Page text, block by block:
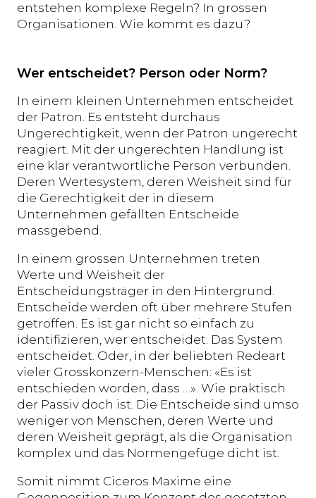
entstehen komplexe Regeln? In grossen
Organisationen. Wie kommt es dazu?
Wer entscheidet? Person oder Norm?
In einem kleinen Unternehmen entscheidet
der Patron. Es entsteht durchaus
Ungerechtigkeit, wenn der Patron ungerecht
reagiert. Mit der ungerechten Handlung ist
eine klar verantwortliche Person verbunden.
Deren Wertesystem, deren Weisheit sind für
die Gerechtigkeit der in diesem
Unternehmen gefällten Entscheide
massgebend.
In einem grossen Unternehmen treten
Werte und Weisheit der
Entscheidungsträger in den Hintergrund.
Entscheide werden oft über mehrere Stufen
getroffen. Es ist gar nicht so einfach zu
identifizieren, wer entscheidet. Das System
entscheidet. Oder, in der beliebten Redeart
vieler Grosskonzern-Menschen: «Es ist
entschieden worden, dass …». Wie praktisch
der Passiv doch ist. Die Entscheide sind umso
weniger von Menschen, deren Werte und
deren Weisheit geprägt, als die Organisation
komplex und das Normengefüge dicht ist.
Somit nimmt Ciceros Maxime eine